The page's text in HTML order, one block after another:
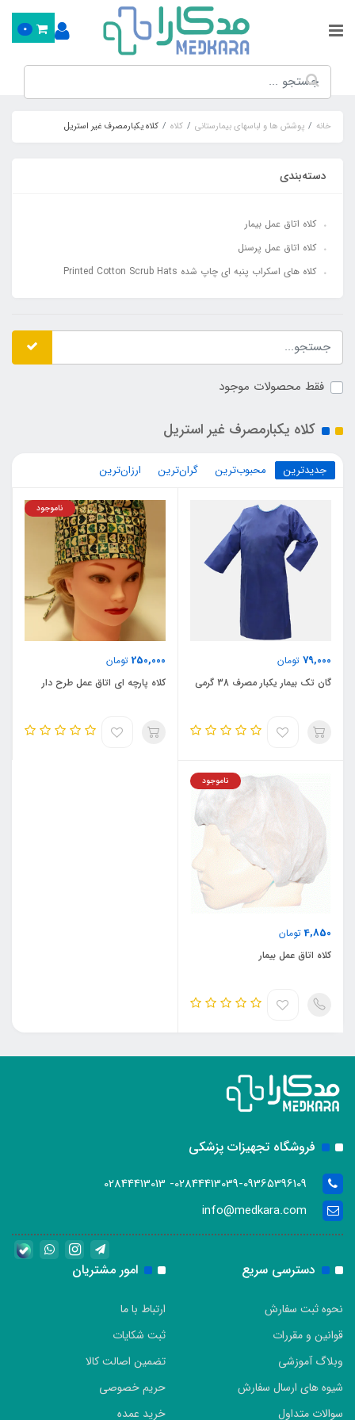
0
خانه پوشش ها و لباسهای بیمارستانی کلاه کلاه یکبارمصرف غیر استریل
دسته‌بندی
کلاه اتاق عمل بیمار
کلاه اتاق عمل پرسنل
کلاه های اسکراب پنبه ای چاپ شده Printed Cotton Scrub Hats
فقط محصولات موجود
کلاه یکبارمصرف غیر استریل
جدیدترین محبوب‌ترین گران‌ترین ارزان‌ترین
79,000 تومان
گان تک بیمار یکبار مصرف 38 گرمی
250,000 تومان
ناموجود
کلاه پارچه ای اتاق عمل طرح دار
4,850تومان
ناموجود
کلاه اتاق عمل بیمار
فروشگاه تجهیزات پزشکی
02844413039-09365396109- 02844413013
info@medkara.com
دسترسی سریع
نحوه ثبت سفارش
قوانین و مقررات
وبلاگ آموزشی
شیوه های ارسال سفارش
سوالات متداول
امور مشتریان
ارتباط با ما
ثبت شکایات
تضمین اصالت کالا
حریم خصوصی
خرید عمده